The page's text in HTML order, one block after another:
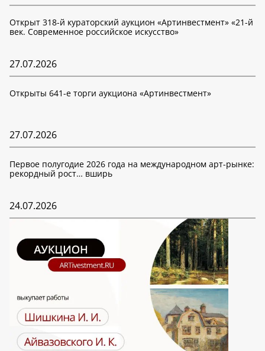
Открыт 318-й кураторский аукцион «Артинвестмент» «21-й
век. Современное российское искусство»
27.07.2026
Открыты 641-е торги аукциона «Артинвестмент»
27.07.2026
Первое полугодие 2026 года на международном арт-рынке:
рекордный рост… вширь
24.07.2026